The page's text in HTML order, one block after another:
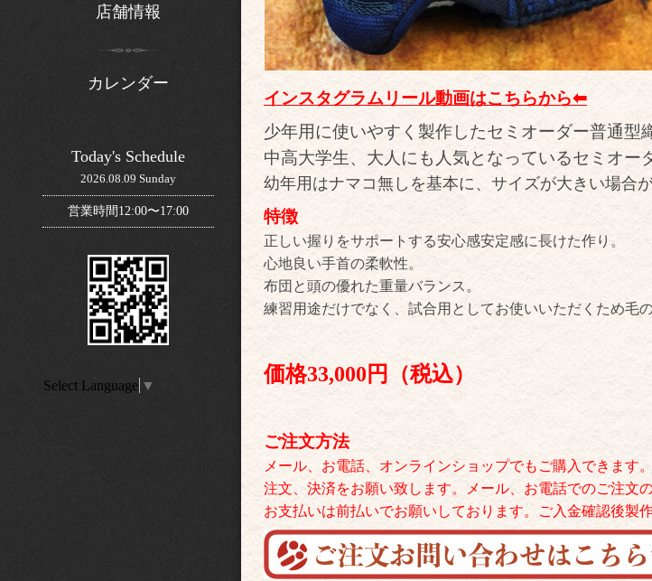
インスタグラムリール動画はこちらから⬅︎
少年用に使いやすく製作したセミオーダー普通型
中高大学生、大人にも人気となっているセミオー
幼年用はナマコ無しを基本に、サイズが大きい場合
特徴
正しい握りをサポートする安心感安定感に長けた作り。
心地良い手首の柔軟性。
布団と頭の優れた重量バランス。
練習用途だけでなく、試合用としてお使いいただくため毛
価格33,000 円（税込）
ご注文方法
メール、お電話、オンラインショップでもご購入できま
注文、決済をお願い致します。メール、お電話でのご注文
お支払いは前払いでお願いしております。ご入金確認後製
店舗情報
カレンダー
Today's Schedule
2026.08.09 Sunday
営業時間12:00〜17:00
Select Language ▼